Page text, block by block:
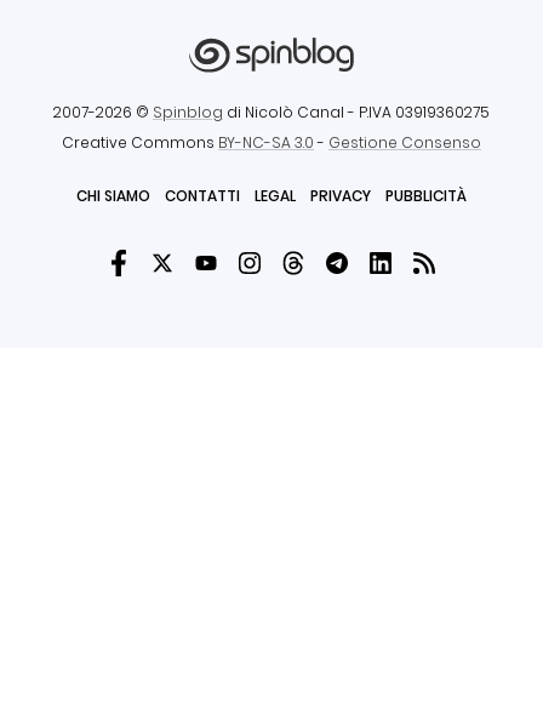
2007-2026 © Spinblog di Nicolò Canal - P.IVA 03919360275
Creative Commons BY-NC-SA 3.0- Gestione Consenso
CHI SIAMO CONTATTI LEGAL PRIVACY PUBBLICITÀ